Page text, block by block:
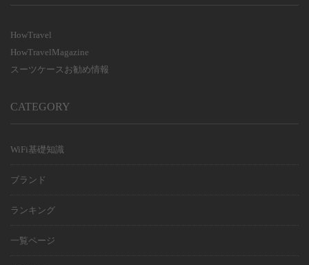
HowTravel
HowTravelMagazine
スーツケースお勧め情報
CATEGORY
WiFi基礎知識
ブランド
ランキング
一覧ページ